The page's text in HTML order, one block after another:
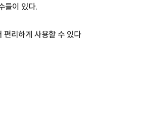
들이 있다.
리하게 사용할 수 있다